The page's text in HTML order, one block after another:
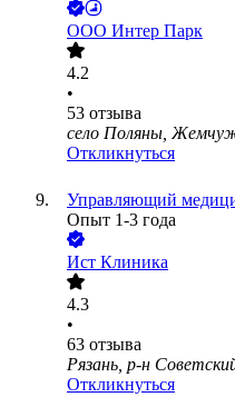
ООО Интер Парк
4.2
•
53 отзыва
село Поляны,
Откликнуться
Управляющий
Опыт 1-3 года
Ист Клиника
4.3
•
63 отзыва
Рязань, р-н
Откликнуться